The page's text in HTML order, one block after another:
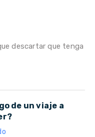
descartar que tenga
de un viaje a